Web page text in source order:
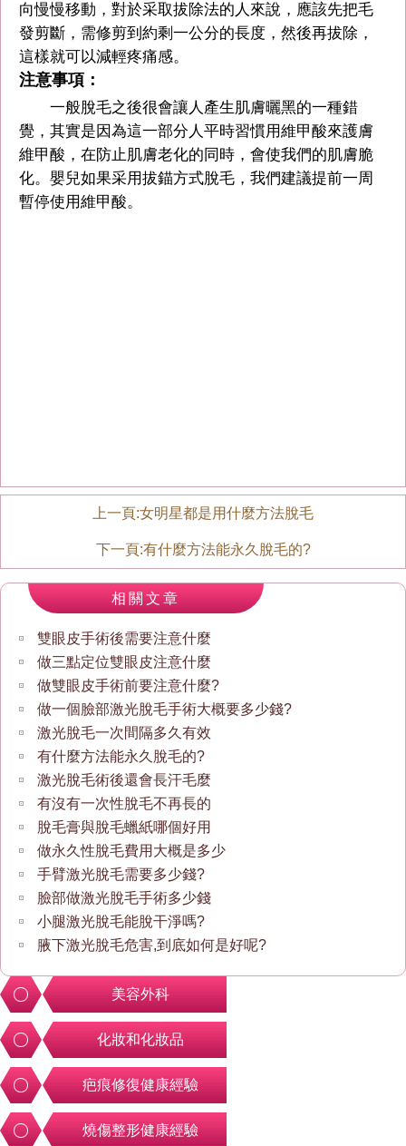
向慢慢移動，對於采取拔除法的人來說，應該先把毛
發剪斷，需修剪到約剩一公分的長度，然後再拔除，
這樣就可以減輕疼痛感。
注意事項：
一般脫毛之後很會讓人產生肌膚曬黑的一種錯
覺，其實是因為這一部分人平時習慣用維甲酸來護膚
維甲酸，在防止肌膚老化的同時，會使我們的肌膚脆
化。嬰兒如果采用拔錨方式脫毛，我們建議提前一周
暫停使用維甲酸。
上一頁:女明星都是用什麼方法脫毛
下一頁:有什麼方法能永久脫毛的?
相關文章
雙眼皮手術後需要注意什麼
做三點定位雙眼皮注意什麼
做雙眼皮手術前要注意什麼?
做一個臉部激光脫毛手術大概要多少錢?
激光脫毛一次間隔多久有效
有什麼方法能永久脫毛的?
激光脫毛術後還會長汗毛麼
有沒有一次性脫毛不再長的
脫毛膏與脫毛蠟紙哪個好用
做永久性脫毛費用大概是多少
手臂激光脫毛需要多少錢?
臉部做激光脫毛手術多少錢
小腿激光脫毛能脫干淨嗎?
腋下激光脫毛危害,到底如何是好呢?
美容外科
化妝和化妝品
疤痕修復健康經驗
燒傷整形健康經驗